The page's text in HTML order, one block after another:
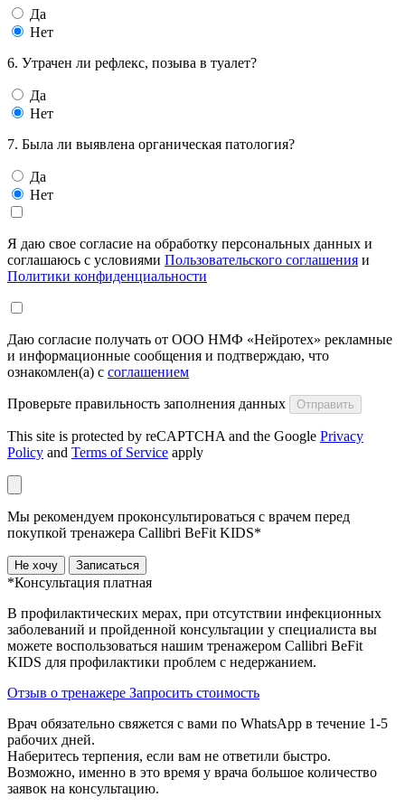
Да
Нет
6. Утрачен ли рефлекс, позыва в туалет?
Да
Нет
7. Была ли выявлена органическая патология?
Да
Нет
Я даю свое согласие на обработку персональных данных и
соглашаюсь с условиями Пользовательского соглашения и
Политики конфиденциальности
Даю согласие получать от ООО НМФ «Нейротех» рекламные
и информационные сообщения и подтверждаю, что
ознакомлен(а) с соглашением
Проверьте правильность заполнения данных Отправить
This site is protected by reCAPTCHA and the Google Privacy
Policy and Terms of Service apply
Мы рекомендуем проконсультироваться с врачем перед
покупкой тренажера Callibri BeFit KIDS*
Не хочу Записаться
*Консультация платная
В профилактических мерах, при отсутствии инфекционных
заболеваний и пройденной консультации у специалиста вы
можете воспользоваться нашим тренажером Сallibri BeFit
KIDS для профилактики проблем с недержанием.
Отзыв о тренажере Запросить стоимость
Врач обязательно свяжется с вами по WhatsApp в течение 1-5
рабочих дней.
Наберитесь терпения, если вам не ответили быстро.
Возможно, именно в это время у врача большое количество
заявок на консультацию.